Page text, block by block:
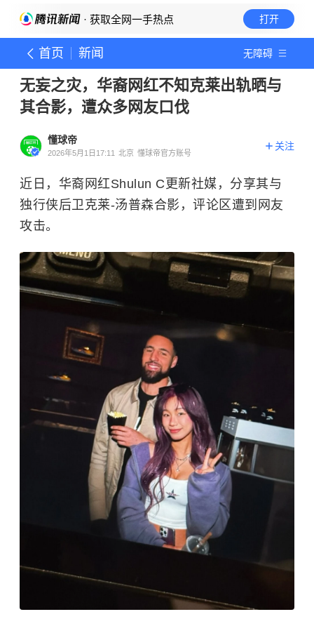
· 获取全网一手热点 打开
首页 新闻 无障碍
无妄之灾，华裔网红不知克莱出轨晒与
其合影，遭众多网友口伐
懂球帝
2026年5月1日17:11 北京 懂球帝官方账号
关注
近日，华裔网红Shulun C更新社媒，分享其与
独行侠后卫克莱-汤普森合影，评论区遭到网友
攻击。